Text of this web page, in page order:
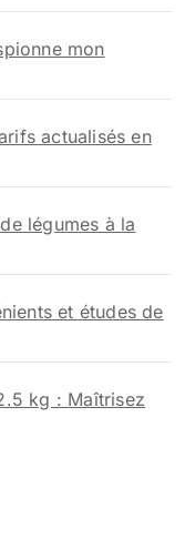
mon
actualisés en
légumes à la
et études de
kg : Maîtrisez